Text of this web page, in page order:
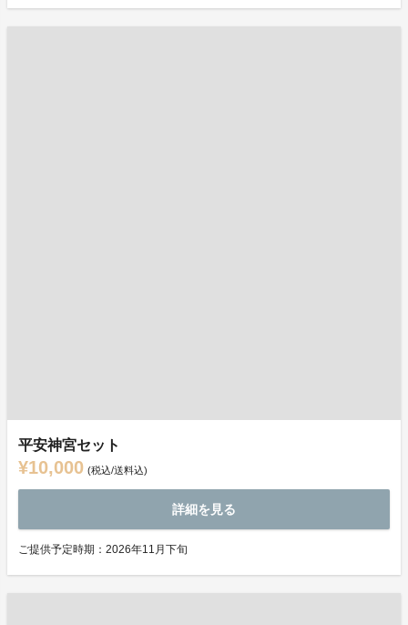
平安神宮セット
¥10,000 (税込/送料込)
詳細を見る
ご提供予定時期：2026年11月下旬